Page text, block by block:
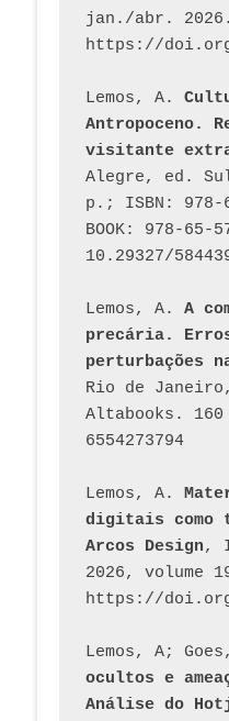
jan./abr.
https://doi.org/
Lemos, A.
Antropoceno.
visitante
Alegre, ed.
p.; ISBN: 978-
BOOK: 978-65-
10.29327/
Lemos, A. A
precária.
perturbações
Rio de
Altabooks.
6554273794
Lemos, A.
digitais como
Arcos Design,
2026, volume
https://doi.org/
Lemos, A;
ocultos e
Análise do